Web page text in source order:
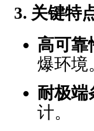
3. 关键特
高可靠
爆环境
耐极端
计。